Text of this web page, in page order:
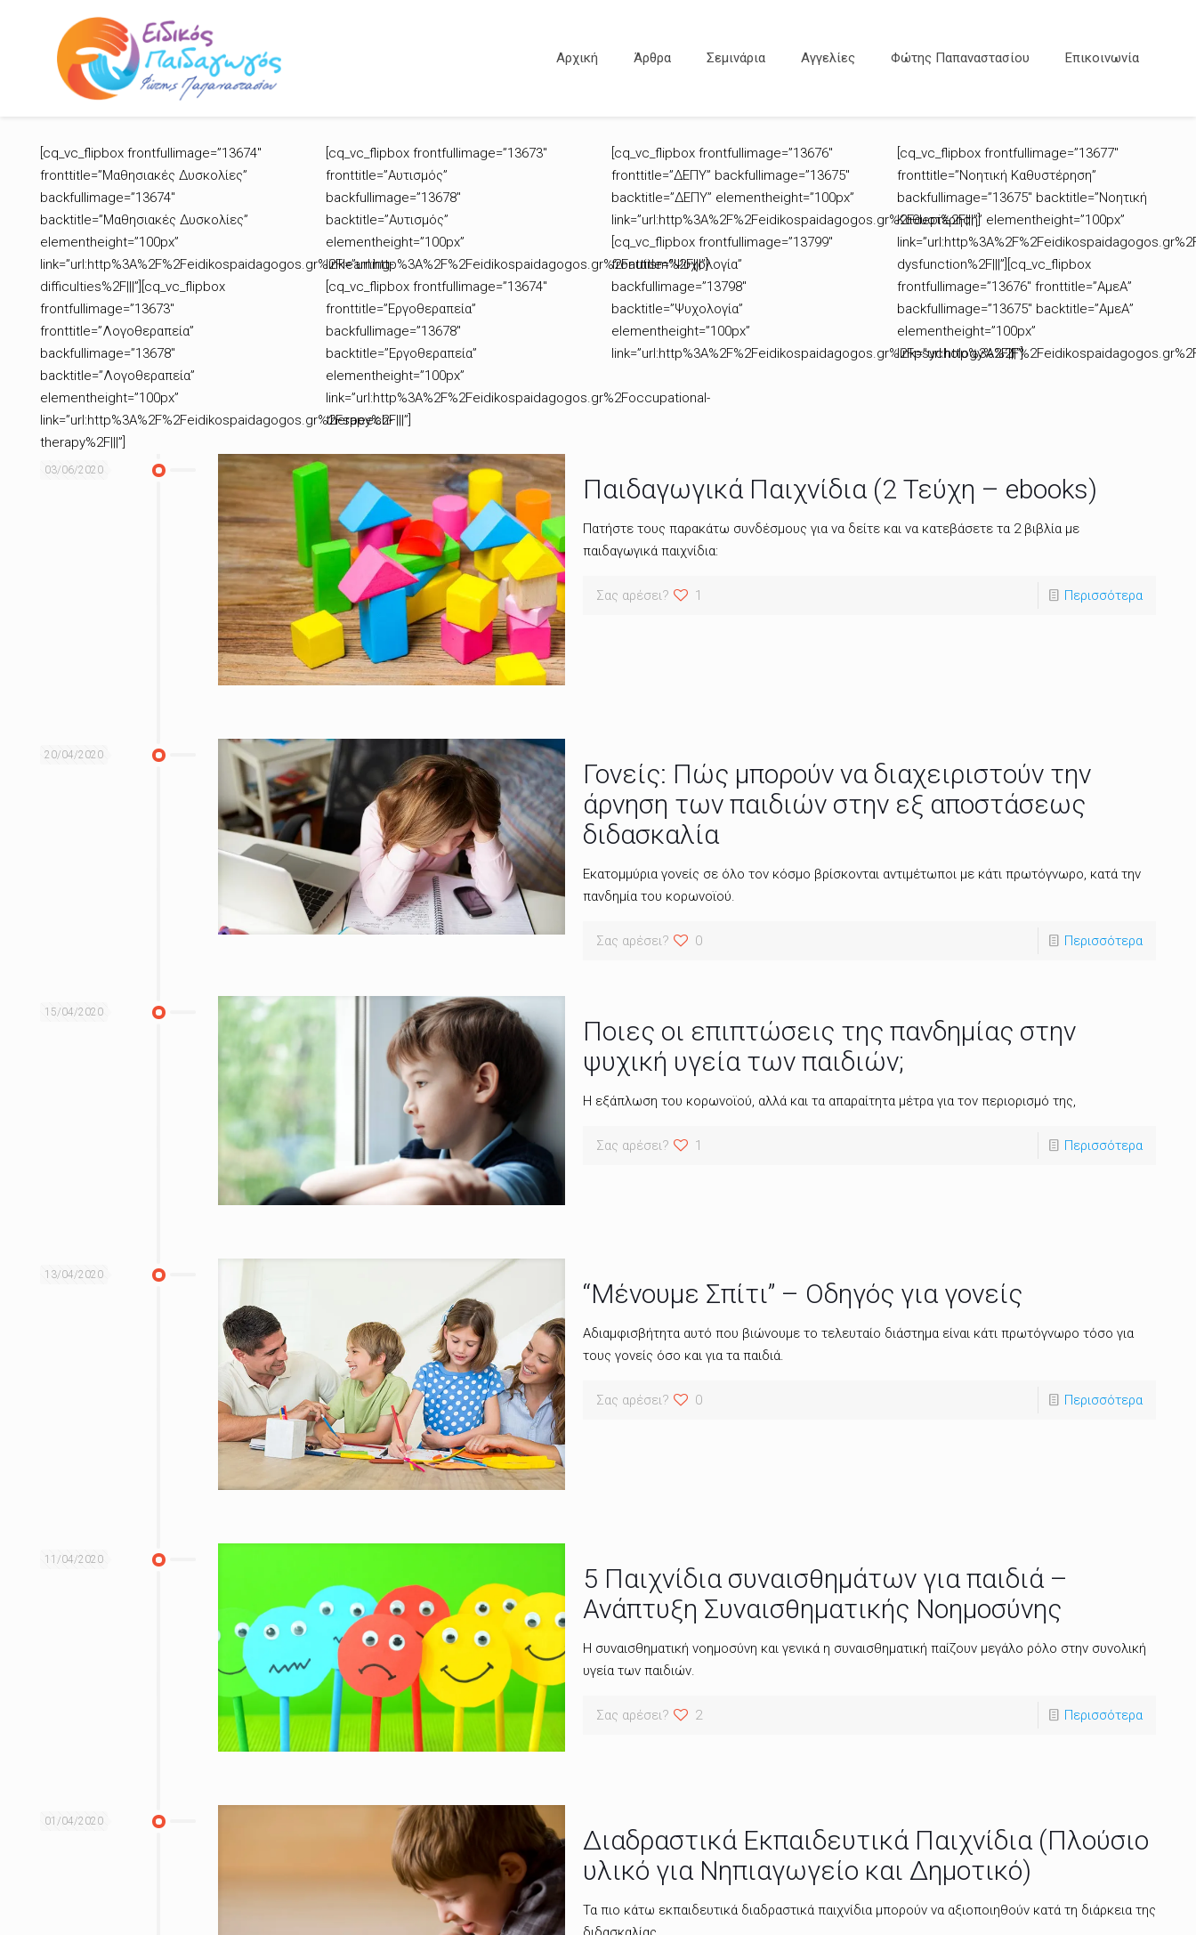
Αρχική Άρθρα Σεμινάρια Αγγελίες Φώτης Παπαναστασίου Επικοινωνία
[cq_vc_flipbox frontfullimage=”13674″
fronttitle=”Μαθησιακές Δυσκολίες”
backfullimage=”13674″
backtitle=”Μαθησιακές Δυσκολίες”
elementheight=”100px”
link=”url:http%3A%2F%2Feidikospaidagogos.gr%2Flearning-
difficulties%2F|||”][cq_vc_flipbox
frontfullimage=”13673″
fronttitle=”Λογοθεραπεία”
backfullimage=”13678″
backtitle=”Λογοθεραπεία”
elementheight=”100px”
link=”url:http%3A%2F%2Feidikospaidagogos.gr%2Fspeech-
therapy%2F|||”]
[cq_vc_flipbox frontfullimage=”13673″
fronttitle=”Αυτισμός”
backfullimage=”13678″
backtitle=”Αυτισμός”
elementheight=”100px”
link=”url:http%3A%2F%2Feidikospaidagogos.gr%2Fautism%2F|||”]
[cq_vc_flipbox frontfullimage=”13674″
fronttitle=”Εργοθεραπεία”
backfullimage=”13678″
backtitle=”Εργοθεραπεία”
elementheight=”100px”
link=”url:http%3A%2F%2Feidikospaidagogos.gr%2Foccupational-
therapy%2F|||”]
[cq_vc_flipbox frontfullimage=”13676″
fronttitle=”ΔΕΠΥ” backfullimage=”13675″
backtitle=”ΔΕΠΥ” elementheight=”100px”
link=”url:http%3A%2F%2Feidikospaidagogos.gr%2Fdepi%2F|||”]
[cq_vc_flipbox frontfullimage=”13799″
fronttitle=”Ψυχολογία”
backfullimage=”13798″
backtitle=”Ψυχολογία”
elementheight=”100px”
link=”url:http%3A%2F%2Feidikospaidagogos.gr%2Fpsychology%2F|||”]
[cq_vc_flipbox frontfullimage=”13677″
fronttitle=”Νοητική Καθυστέρηση”
backfullimage=”13675″ backtitle=”Νοητική
Καθυστέρηση” elementheight=”100px”
dysfunction%2F|||”][cq_vc_flipbox
frontfullimage=”13676″ fronttitle=”ΑμεΑ”
backfullimage=”13675″ backtitle=”ΑμεΑ”
elementheight=”100px”
03/06/2020
Παιδαγωγικά Παιχνίδια (2 Τεύχη – ebooks)
Πατήστε τους παρακάτω συνδέσμους για να δείτε και να κατεβάσετε τα 2 βιβλία με
παιδαγωγικά παιχνίδια:
Σας αρέσει? 1 Περισσότερα
20/04/2020
Γονείς: Πώς μπορούν να διαχειριστούν την
άρνηση των παιδιών στην εξ αποστάσεως
διδασκαλία
Εκατομμύρια γονείς σε όλο τον κόσμο βρίσκονται αντιμέτωποι με κάτι πρωτόγνωρο, κατά την
πανδημία του κορωνοϊού.
Σας αρέσει? 0 Περισσότερα
15/04/2020
Ποιες οι επιπτώσεις της πανδημίας στην
ψυχική υγεία των παιδιών;
Η εξάπλωση του κορωνοϊού, αλλά και τα απαραίτητα μέτρα για τον περιορισμό της,
Σας αρέσει? 1 Περισσότερα
13/04/2020
“Μένουμε Σπίτι” – Οδηγός για γονείς
Αδιαμφισβήτητα αυτό που βιώνουμε το τελευταίο διάστημα είναι κάτι πρωτόγνωρο τόσο για
τους γονείς όσο και για τα παιδιά.
Σας αρέσει? 0 Περισσότερα
11/04/2020
5 Παιχνίδια συναισθημάτων για παιδιά –
Ανάπτυξη Συναισθηματικής Νοημοσύνης
Η συναισθηματική νοημοσύνη και γενικά η συναισθηματική παίζουν μεγάλο ρόλο στην συνολική
υγεία των παιδιών.
Σας αρέσει? 2 Περισσότερα
01/04/2020
Διαδραστικά Εκπαιδευτικά Παιχνίδια (Πλούσιο
υλικό για Νηπιαγωγείο και Δημοτικό)
Τα πιο κάτω εκπαιδευτικά διαδραστικά παιχνίδια μπορούν να αξιοποιηθούν κατά τη διάρκεια της